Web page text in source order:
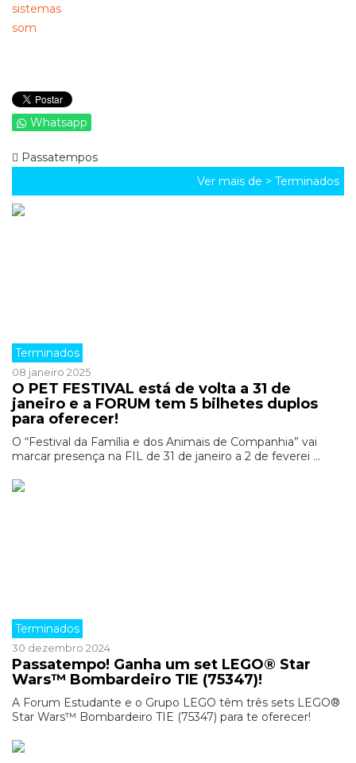
Whatsapp
Passatempos
Ver mais de > Terminados
Terminados
08 janeiro 2025
O PET FESTIVAL está de volta a 31 de
janeiro e a FORUM tem 5 bilhetes duplos
para oferecer!
O “Festival da Família e dos Animais de Companhia” vai
marcar presença na FIL de 31 de janeiro a 2 de feverei ...
Terminados
30 dezembro 2024
Passatempo! Ganha um set LEGO® Star
Wars™ Bombardeiro TIE (75347)!
A Forum Estudante e o Grupo LEGO têm três sets LEGO®
Star Wars™ Bombardeiro TIE (75347) para te oferecer!